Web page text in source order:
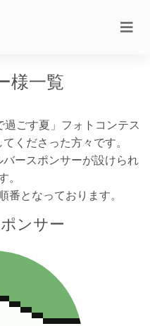
様一覧
ごす夏」フォトコンテス
くださった方々です。
ースポンサーが設けられ
。
番となっております。
ンサー